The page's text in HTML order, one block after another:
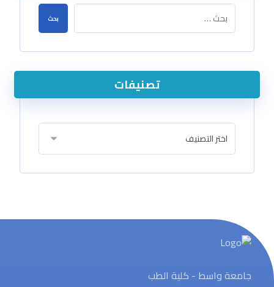
تصنيفات
جامعة واسط - كلية الطب